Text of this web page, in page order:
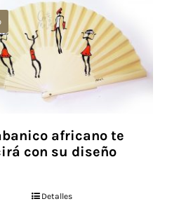
africano te
con su diseño
Detalles